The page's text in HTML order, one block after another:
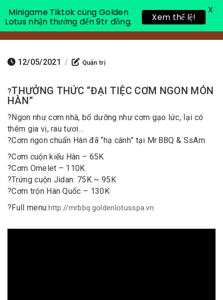
Toggle
12/05/2021 / Quản trị
?THƯỞNG THỨC “ĐẠI TIỆC CƠM NGON MÓN
HÀN”
?Ngon như cơm nhà, bổ dưỡng như cơm gạo lức, lại có
thêm gia vị, rau tươi…
?Cơm ngon chuẩn Hàn đã “hạ cánh” tại Mr.BBQ & SsAm
?Cơm cuộn kiểu Hàn – 65K
?Cơm Omelet – 110K
?Trứng cuộn Jidan: 75K ~ 95K
?Cơm trộn Hàn Quốc – 130K
?Full menu:http://mrbbq.goldenlotusspa.vn
Minigame Tiktok cùng Golden
Lotus nhận thưởng đến 9tr đồng.
Xem thể lệ!
X